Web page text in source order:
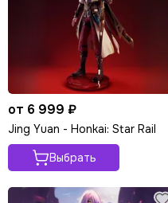
от 6 999 ₽
Jing Yuan - Honkai: Star Rail
Выбрать